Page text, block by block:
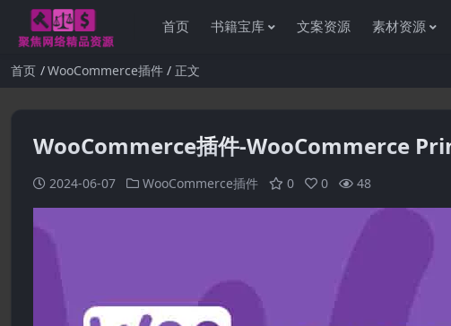
首页 书籍宝库 文案资源 素材资源
首页 WooCommerce插件 正文
WooCommerce插件-WooCommerce
2024-06-07 WooCommerce插件 0 0 48